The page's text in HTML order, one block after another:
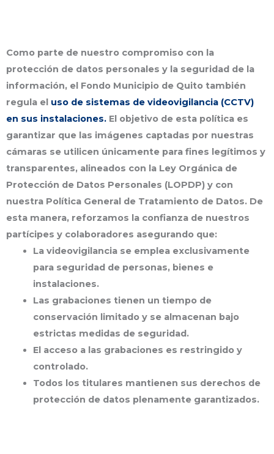
Como parte de nuestro compromiso con la
protección de datos personales y la seguridad de la
información, el Fondo Municipio de Quito también
regula el uso de sistemas de videovigilancia (CCTV)
en sus instalaciones. El objetivo de esta política es
garantizar que las imágenes captadas por nuestras
cámaras se utilicen únicamente para fines legítimos y
transparentes, alineados con la Ley Orgánica de
Protección de Datos Personales (LOPDP) y con
nuestra Política General de Tratamiento de Datos. De
esta manera, reforzamos la confianza de nuestros
partícipes y colaboradores asegurando que:
La videovigilancia se emplea exclusivamente
para seguridad de personas, bienes e
instalaciones.
Las grabaciones tienen un tiempo de
conservación limitadoy se almacenan bajo
estrictas medidas de seguridad.
El acceso a las grabaciones es restringido y
controlado.
Todos los titulares mantienen sus derechos de
protección de datos plenamente garantizados.